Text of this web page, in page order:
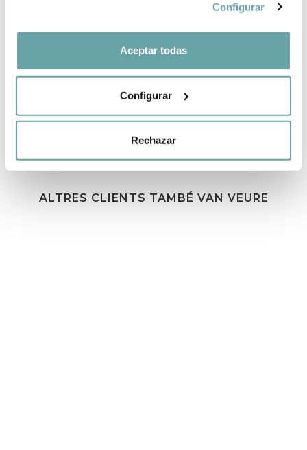
Configurar
Aceptar todas
Configurar
Rechazar
ALTRES CLIENTS TAMBÉ VAN VEURE